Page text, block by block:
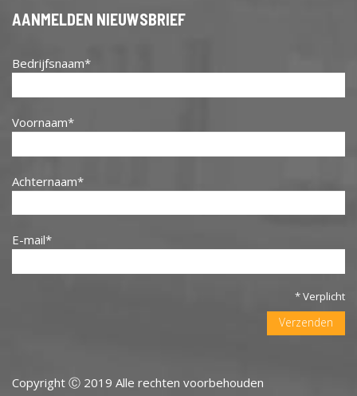
AANMELDEN NIEUWSBRIEF
Bedrijfsnaam
Voornaam
Achternaam
E-mail
* Verplicht
Verzenden
Copyright Ⓒ 2019 Alle rechten voorbehouden